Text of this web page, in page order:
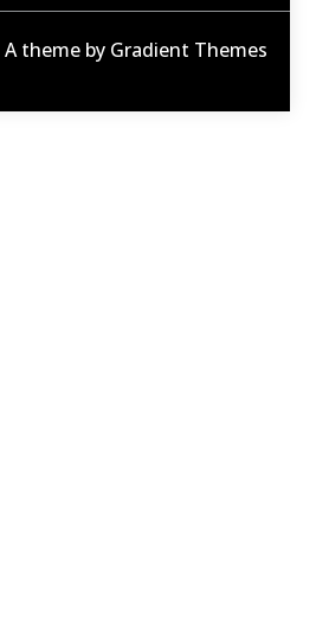
theme by Gradient Themes